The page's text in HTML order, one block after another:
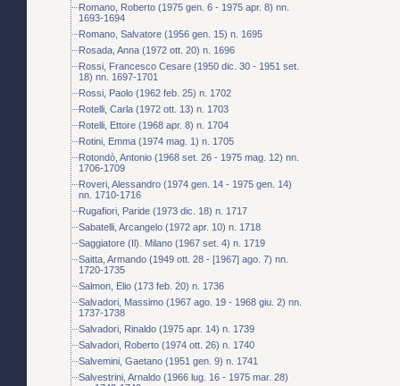
Romano, Roberto (1975 gen. 6 - 1975 apr. 8) nn.
1693-1694
Romano, Salvatore (1956 gen. 15) n. 1695
Rosada, Anna (1972 ott. 20) n. 1696
Rossi, Francesco Cesare (1950 dic. 30 - 1951 set.
18) nn. 1697-1701
Rossi, Paolo (1962 feb. 25) n. 1702
Rotelli, Carla (1972 ott. 13) n. 1703
Rotelli, Ettore (1968 apr. 8) n. 1704
Rotini, Emma (1974 mag. 1) n. 1705
Rotondò, Antonio (1968 set. 26 - 1975 mag. 12) nn.
1706-1709
Roveri, Alessandro (1974 gen. 14 - 1975 gen. 14)
nn. 1710-1716
Rugafiori, Paride (1973 dic. 18) n. 1717
Sabatelli, Arcangelo (1972 apr. 10) n. 1718
Saggiatore (Il). Milano (1967 set. 4) n. 1719
Saitta, Armando (1949 ott. 28 - [1967] ago. 7) nn.
1720-1735
Salmon, Elio (173 feb. 20) n. 1736
Salvadori, Massimo (1967 ago. 19 - 1968 giu. 2) nn.
1737-1738
Salvadori, Rinaldo (1975 apr. 14) n. 1739
Salvadori, Roberto (1974 ott. 26) n. 1740
Salvemini, Gaetano (1951 gen. 9) n. 1741
Salvestrini, Arnaldo (1966 lug. 16 - 1975 mar. 28)